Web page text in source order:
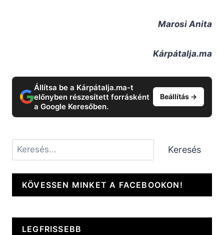
Marosi Anita
Kárpátalja.ma
Állítsa be a Kárpátalja.ma-t
előnyben részesített forrásként
a Google Keresőben.
Beállítás →
Keresés Keresés
KÖVESSEN MINKET A FACEBOOKON!
LEGFRISSEBB